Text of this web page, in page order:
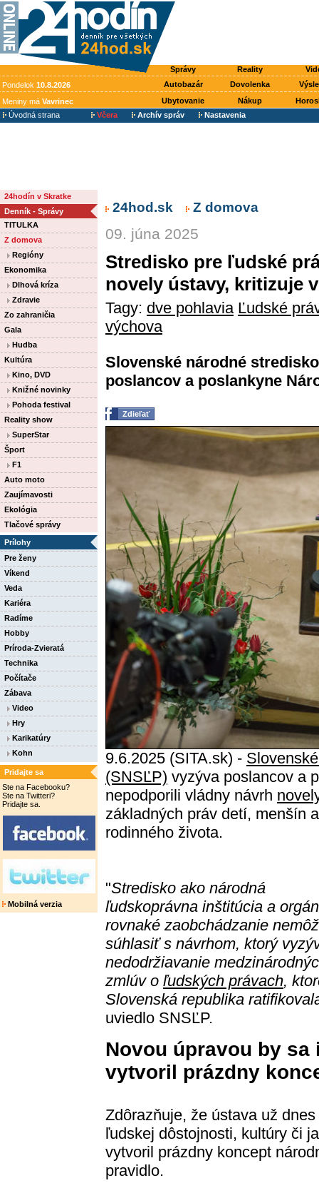
Správy Reality
Pondelok 10.8.2026 Autobazár Dovolenka
Meniny má Vavrinec Ubytovanie Nákup
Úvodná strana
Včera Archív správ Nastavenia
24hodín v Skratke
Denník - Správy
TITULKA
Z domova
Regióny
Ekonomika
Dlhová kríza
Zdravie
Zo zahraničia
Gala
Hudba
Kultúra
Kino, DVD
Knižné novinky
Pohoda festival
Reality show
SuperStar
Šport
F1
Auto moto
Zaujímavosti
Ekológia
Tlačové správy
Prílohy
Pre ženy
Víkend
Veda
Kariéra
Radíme
Hobby
Príroda-Zvieratá
Technika
Počítače
Zábava
Video
Hry
Karikatúry
Kohn
Pridajte sa
Ste na Facebooku?
Ste na Twitteri?
Pridajte sa.
Mobilná verzia
24hod.sk Z domova
09. júna 2025
Stredisko pre ľudské
novely ústavy, kritizuje
Tagy: dve pohlavia Ľudské
výchova
Slovenské národné
poslancov a poslankyne
Zdieľať
9.6.2025 (SITA.sk) -
(SNSĽP) vyzýva poslancov a
nepodporili vládny návrh
základných práv detí, menšín
rodinného života.
"Stredisko ako národná
ľudskoprávna inštitúcia a
rovnaké zaobchádzanie
súhlasiť s návrhom, ktorý
nedodržiavanie
zmlúv o ľudských právach,
Slovenská republika
uviedlo SNSĽP.
Novou úpravou by sa
vytvoril prázdny
Zdôrazňuje, že ústava už
ľudskej dôstojnosti, kultúry či
vytvoril prázdny koncept
pravidlo.